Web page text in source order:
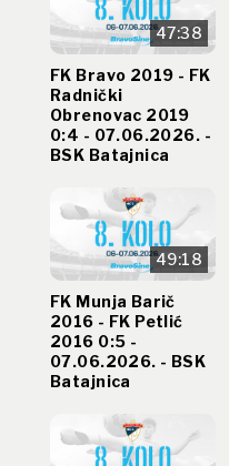
47:38
FK Bravo 2019 - FK
Radnički
Obrenovac 2019
0:4 - 07.06.2026. -
BSK Batajnica
49:18
FK Munja Barič
2016 - FK Petlić
2016 0:5 -
07.06.2026. - BSK
Batajnica